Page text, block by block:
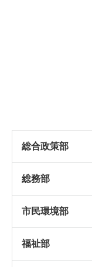
総合政策部
総務部
市民環境部
福祉部